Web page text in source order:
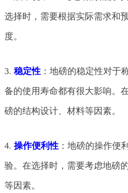
选择时，需要根据实际需求和
度。
3. 稳定性：地磅的稳定性对于
备的使用寿命都有很大影响。
磅的结构设计、材料等因素。
4. 操作便利性：地磅的操作便
验。在选择时，需要考虑地磅
等因素。